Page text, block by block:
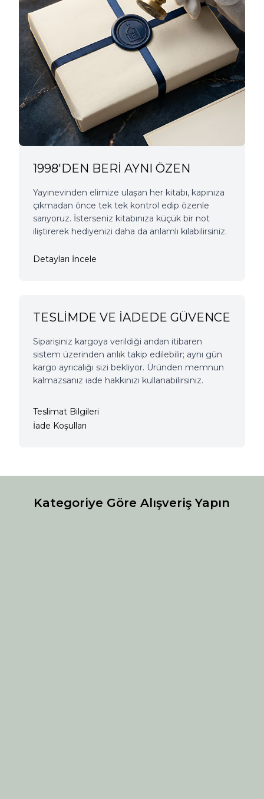
1998'DEN BERİ AYNI ÖZEN
Yayınevinden elimize ulaşan her kitabı, kapınıza
çıkmadan önce tek tek kontrol edip özenle
sarıyoruz. İsterseniz kitabınıza küçük bir not
iliştirerek hediyenizi daha da anlamlı kılabilirsiniz.
Detayları İncele
TESLİMDE VE İADEDE GÜVENCE
Siparişiniz kargoya verildiği andan itibaren
sistem üzerinden anlık takip edilebilir; aynı gün
kargo ayrıcalığı sizi bekliyor. Üründen memnun
kalmazsanız iade hakkınızı kullanabilirsiniz.
Teslimat Bilgileri
İade Koşulları
Kategoriye Göre Alışveriş Yapın